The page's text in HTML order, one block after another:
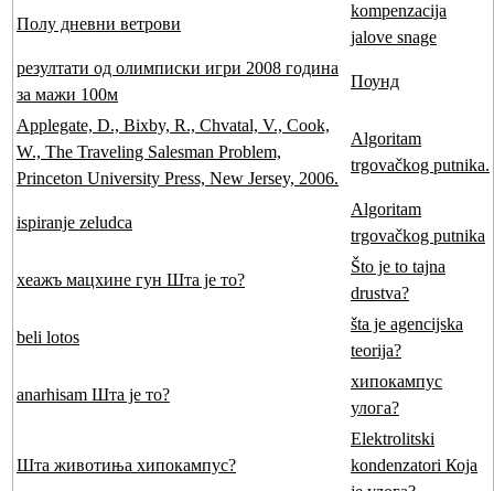
Полу дневни ветрови
kompenzacija
jalove snage
резултати од олимписки игри 2008 година
за мажи 100м
Поунд
Applegate, D., Bixby, R., Chvatal, V., Cook,
W., The Traveling Salesman Problem,
Princeton University Press, New Jersey, 2006.
Algoritam
trgovačkog putnika.
ispiranje zeludca
Algoritam
trgovačkog putnika
хеажъ мацхине гун Шта је то?
Što je to tajna
drustva?
beli lotos
šta је agencijska
teorija?
anarhisam Шта је то?
хипокампус
улога?
Шта животиња хипокампус?
Elektrolitski
kondenzatori Која